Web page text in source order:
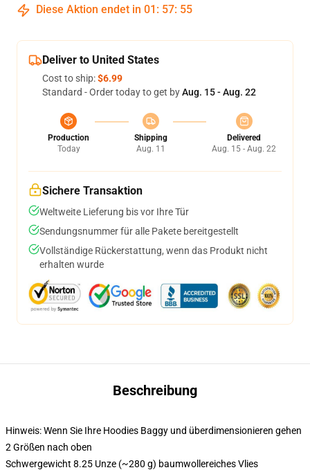
Diese Aktion endet in 01 : 57: 54
Deliver to United States
Cost to ship:$6.99
Standard - Order today to get byAug. 15 - Aug. 22
Production
Today
Shipping
Aug. 11
Delivered
Aug. 15 - Aug. 22
Sichere Transaktion
Weltweite Lieferung bis vor Ihre Tür
Sendungsnummer für alle Pakete bereitgestellt
Vollständige Rückerstattung, wenn das Produkt nicht
erhalten wurde
Beschreibung
Hinweis: Wenn Sie Ihre Hoodies Baggy und überdimensionieren gehen
2 Größen nach oben
Schwergewicht 8.25 Unze (~280 g) baumwollereiches Vlies